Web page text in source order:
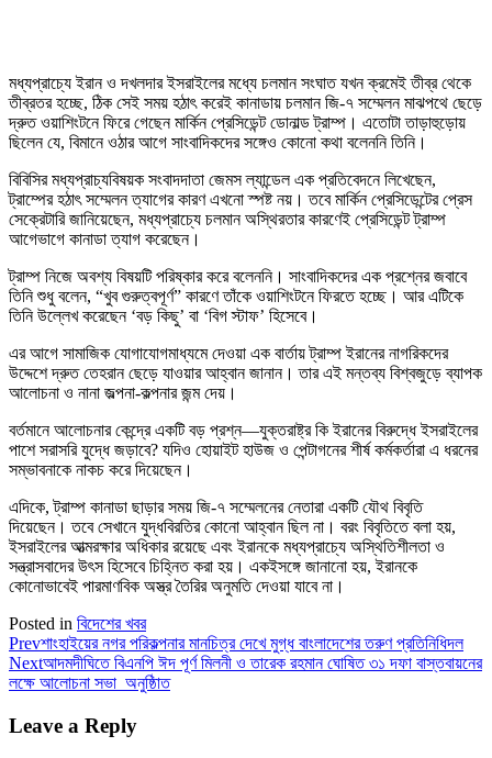
মধ্যপ্রাচ্যে ইরান ও দখলদার ইসরাইলের মধ্যে চলমান সংঘাত যখন ক্রমেই তীব্র থেকে
তীব্রতর হচ্ছে, ঠিক সেই সময় হঠাৎ করেই কানাডায় চলমান জি-৭ সম্মেলন মাঝপথে ছেড়ে
দ্রুত ওয়াশিংটনে ফিরে গেছেন মার্কিন প্রেসিডেন্ট ডোনাল্ড ট্রাম্প। এতোটা তাড়াহুড়োয়
ছিলেন যে, বিমানে ওঠার আগে সাংবাদিকদের সঙ্গেও কোনো কথা বলেননি তিনি।
বিবিসির মধ্যপ্রাচ্যবিষয়ক সংবাদদাতা জেমস ল্যান্ডেল এক প্রতিবেদনে লিখেছেন,
ট্রাম্পের হঠাৎ সম্মেলন ত্যাগের কারণ এখনো স্পষ্ট নয়। তবে মার্কিন প্রেসিডেন্টের প্রেস
সেক্রেটারি জানিয়েছেন, মধ্যপ্রাচ্যে চলমান অস্থিরতার কারণেই প্রেসিডেন্ট ট্রাম্প
আগেভাগে কানাডা ত্যাগ করেছেন।
ট্রাম্প নিজে অবশ্য বিষয়টি পরিষ্কার করে বলেননি। সাংবাদিকদের এক প্রশ্নের জবাবে
তিনি শুধু বলেন, “খুব গুরুত্বপূর্ণ” কারণে তাঁকে ওয়াশিংটনে ফিরতে হচ্ছে। আর এটিকে
তিনি উল্লেখ করেছেন ‘বড় কিছু’ বা ‘বিগ স্টাফ’ হিসেবে।
এর আগে সামাজিক যোগাযোগমাধ্যমে দেওয়া এক বার্তায় ট্রাম্প ইরানের নাগরিকদের
উদ্দেশে দ্রুত তেহরান ছেড়ে যাওয়ার আহ্বান জানান। তার এই মন্তব্য বিশ্বজুড়ে ব্যাপক
আলোচনা ও নানা জল্পনা-কল্পনার জন্ম দেয়।
বর্তমানে আলোচনার কেন্দ্রে একটি বড় প্রশ্ন—যুক্তরাষ্ট্র কি ইরানের বিরুদ্ধে ইসরাইলের
পাশে সরাসরি যুদ্ধে জড়াবে? যদিও হোয়াইট হাউজ ও পেন্টাগনের শীর্ষ কর্মকর্তারা এ ধরনের
সম্ভাবনাকে নাকচ করে দিয়েছেন।
এদিকে, ট্রাম্প কানাডা ছাড়ার সময় জি-৭ সম্মেলনের নেতারা একটি যৌথ বিবৃতি
দিয়েছেন। তবে সেখানে যুদ্ধবিরতির কোনো আহ্বান ছিল না। বরং বিবৃতিতে বলা হয়,
ইসরাইলের আত্মরক্ষার অধিকার রয়েছে এবং ইরানকে মধ্যপ্রাচ্যে অস্থিতিশীলতা ও
সন্ত্রাসবাদের উৎস হিসেবে চিহ্নিত করা হয়। একইসঙ্গে জানানো হয়, ইরানকে
কোনোভাবেই পারমাণবিক অস্ত্র তৈরির অনুমতি দেওয়া যাবে না।
Posted in বিদেশের খবর
Prevশাংহাইয়ের নগর পরিকল্পনার মানচিত্র দেখে মুগ্ধ বাংলাদেশের তরুণ প্রতিনিধিদল
Nextআদমদীঘিতে বিএনপি ঈদ পূর্ণ মিলনী ও তারেক রহমান ঘোষিত ৩১ দফা বাস্তবায়নের
লক্ষে আলোচনা সভা অনুষ্ঠিাত
Leave a Reply